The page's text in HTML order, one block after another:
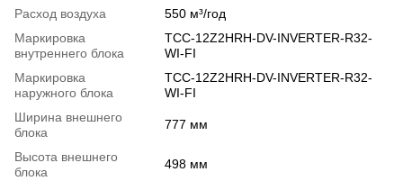
Расход воздуха
550 м³/год
Маркировка
внутреннего блока
TCC-12Z2HRH-DV-INVERTER-R32-
WI-FI
Маркировка
наружного блока
TCC-12Z2HRH-DV-INVERTER-R32-
WI-FI
Ширина внешнего
блока
777 мм
Высота внешнего
блока
498 мм